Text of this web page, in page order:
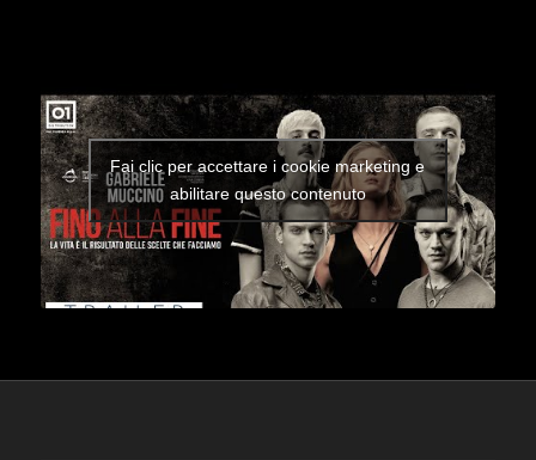
Fai clic per accettare i cookie marketing e
abilitare questo contenuto